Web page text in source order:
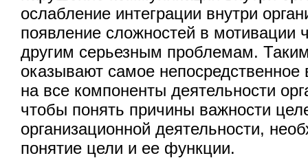
ослабление интеграции внутри
появление сложностей в мотивации
другим серьезным проблемам.
оказывают самое непосредственное
на все компоненты деятельности
чтобы понять причины важности
организационной деятельности,
понятие цели и ее функции.